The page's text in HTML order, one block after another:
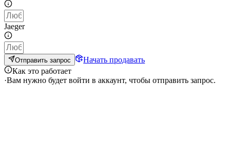
Jaeger
Отправить запрос
Начать продавать
Как это работает
·Вам нужно будет войти в аккаунт, чтобы отправить запрос.